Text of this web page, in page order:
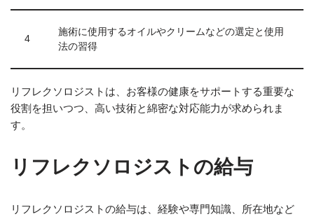
4
施術に使用するオイルやクリームなどの選定と使用
法の習得
リフレクソロジストは、お客様の健康をサポートする重要な
役割を担いつつ、高い技術と綿密な対応能力が求められま
す。
リフレクソロジストの給与
リフレクソロジストの給与は、経験や専門知識、所在地など